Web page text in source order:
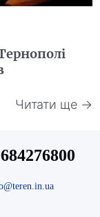
Читати ще →